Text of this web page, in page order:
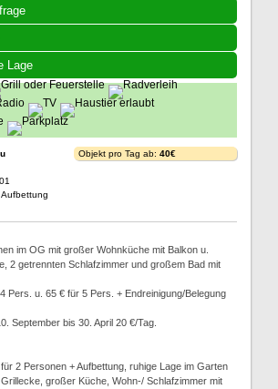
Lage
Objekt pro Tag ab: 40€
im OG mit großer Wohnküche mit Balkon u.
2 getrennten Schlafzimmer und großem Bad mit
Pers. u. 65 € für 5 Pers. + Endreinigung/Belegung
September bis 30. April 20 €/Tag.
2 Personen + Aufbettung, ruhige Lage im Garten
großer Küche, Wohn-/ Schlafzimmer mit